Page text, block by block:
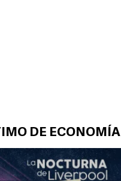
DE ECONOMÍA